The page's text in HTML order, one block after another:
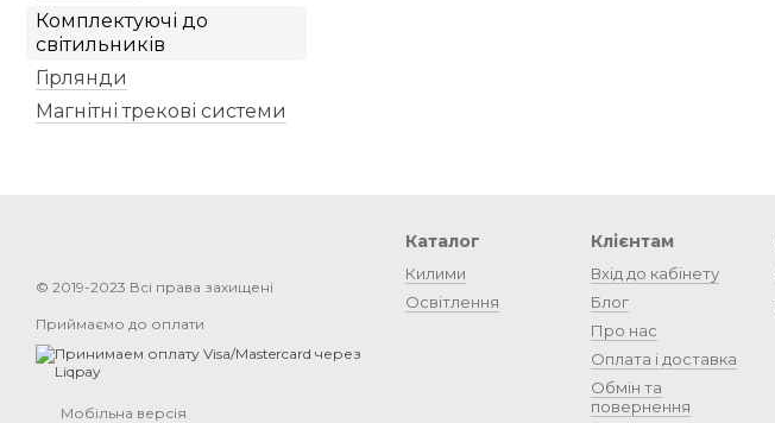
Комплектуючі до
світильників
Гірлянди
Магнітні трекові системи
© 2019-2023 Всі права захищені
Приймаємо до оплати
Мобільна версія
Каталог
Килими
Освітлення
Клієнтам
Вхід до кабінету
Блог
Про нас
Оплата і доставка
Обмін та
повернення